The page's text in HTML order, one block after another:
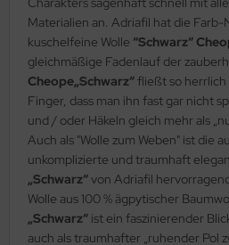
Materialien an. Adriafil hat die Farb-
kuschelfeine Wolle “Schwarz“
gleichmäßige Fadenlauf der
Cheope„Schwarz“fließt so herrlich
Finger, dass man ihn fast gar nicht
und / oder Häkeln gleich mehr als
Auch als "Wolle zum Weben" ist die
unkomplizierte und traumhaft
„Schwarz“von Adriafil
Wolle aus 100 % ägpytischer
„Schwarz“ ist ein faszinierender
auch als traumhafter „ruhender Pol